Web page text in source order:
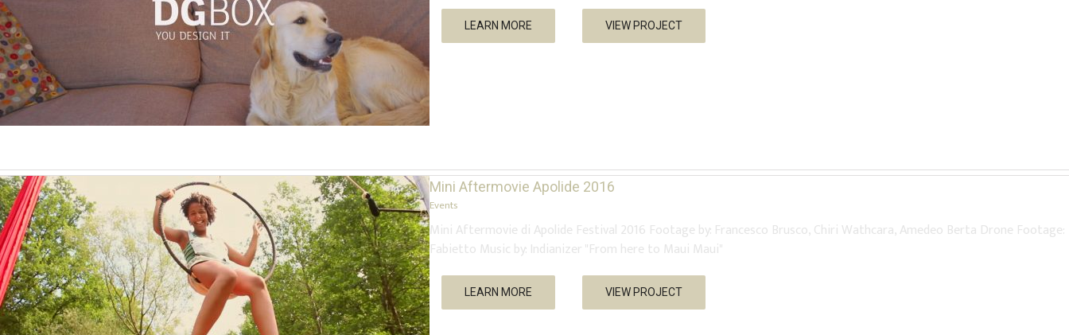
LEARN MORE VIEW PROJECT
Mini Aftermovie Apolide 2016
Mini Aftermovie Apolide 2016
Events
Mini Aftermovie di Apolide Festival 2016 Footage by: Francesco Brusco, Chiri Wathcara, Amedeo Berta Drone Footage:
Fabietto Music by: Indianizer "From here to Maui Maui"
LEARN MORE VIEW PROJECT